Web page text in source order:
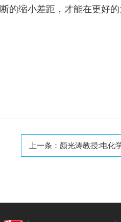
断的缩小差距，才能在更好
上一条： 颜光涛教授:电化学发